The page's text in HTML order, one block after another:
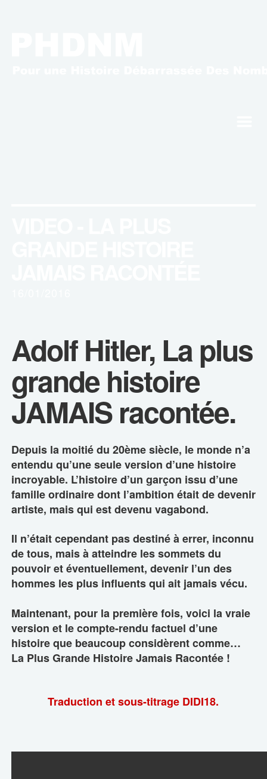
Adolf Hitler, La plus
grande histoire
JAMAIS racontée.
Depuis la moitié du 20ème siècle, le monde n’a
entendu qu’une seule version d’une histoire
incroyable. L’histoire d’un garçon issu d’une
famille ordinaire dont l’ambition était de devenir
artiste, mais qui est devenu vagabond.
Il n’était cependant pas destiné à errer, inconnu
de tous, mais à atteindre les sommets du
pouvoir et éventuellement, devenir l’un des
hommes les plus influents qui ait jamais vécu.
Maintenant, pour la première fois, voici la vraie
version et le compte-rendu factuel d’une
histoire que beaucoup considèrent comme…
La Plus Grande Histoire Jamais Racontée !
Traduction et sous-titrage DIDI18.